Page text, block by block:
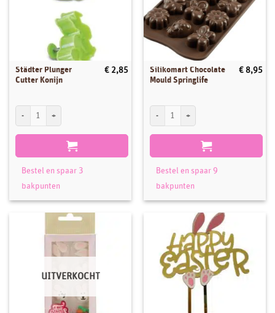
Städter Plunger
Cutter Konijn
€ 2,85
Städter Plunger Cutter Konijn aantal
Bestel en spaar 3
bakpunten
Silikomart Chocolate
Mould Springlife
€ 8,95
Silikomart Chocolate Mould Springlife
Bestel en spaar 9
bakpunten
UITVERKOCHT